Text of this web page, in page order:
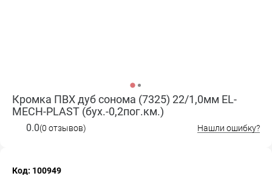
Кромка ПВХ дуб сонома (7325) 22/1,0мм EL-
MECH-PLAST (бух.-0,2пог.км.)
0.0(0 отзывов) Нашли ошибку?
Код: 100949